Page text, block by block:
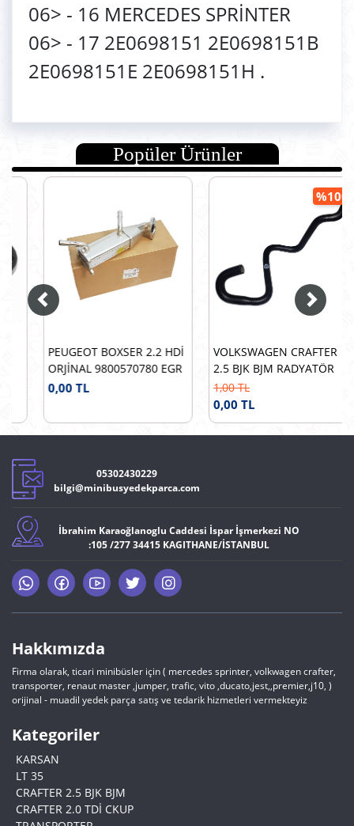
06> - 16 MERCEDES SPRİNTER
06> - 17 2E0698151 2E0698151B
2E0698151E 2E0698151H .
Popüler Ürünler
PEUGEOT BOXSER 2.2 HDİ
ORJİNAL 9800570780 EGR
Soğutucusu Euro5
0,00 TL
VOLKSWAGEN CRAFTER
2.5 BJK BJM RADYATÖR
ARA HORTUMU UZUN
OEM 076121063H
1,00 TL
%100
0,00 TL
05302430229
bilgi@minibusyedekparca.com
İbrahim Karaoğlanoglu Caddesi İspar İşmerkezi NO
:105 /277 34415 KAGITHANE/İSTANBUL
Hakkımızda
Firma olarak, ticari minibüsler için ( mercedes sprinter, volkwagen crafter,
transporter, renaut master ,jumper, trafic, vito ,ducato,jest,,premier,j10, )
orijinal - muadil yedek parça satış ve tedarik hizmetleri vermekteyiz
Kategoriler
KARSAN
LT 35
CRAFTER 2.5 BJK BJM
CRAFTER 2.0 TDİ CKUP